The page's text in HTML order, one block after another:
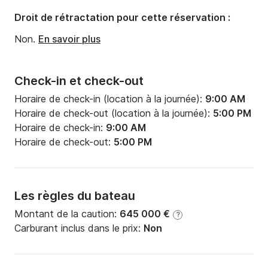
Check-in et check-out
Horaire de check-in (location à la journée): 9:00 AM
Horaire de check-out (location à la journée): 5:00 PM
Horaire de check-in: 9:00 AM
Horaire de check-out: 5:00 PM
Les règles du bateau
Montant de la caution: 645 000 € ?
Carburant inclus dans le prix: Non
Droit de rétractation pour cette réservation :
Non. En savoir plus